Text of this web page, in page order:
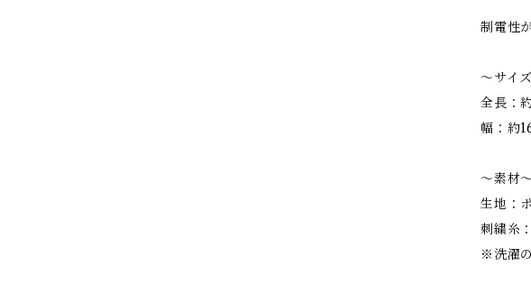
制電性
～サイ
全長：
幅：約
～素材～
生地：
刺繍糸
※洗濯